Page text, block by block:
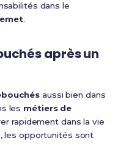
dans le
.
après un
aussi bien dans
les métiers de
rapidement dans la vie
les opportunités sont